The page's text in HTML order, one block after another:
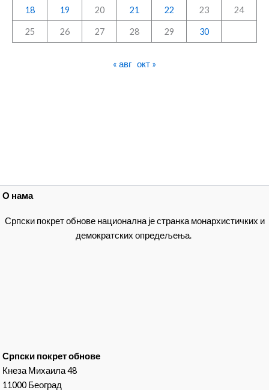
18 19 20 21 22 23 24
25 26 27 28 29 30
« авг окт »
О нама
Српски покрет обнове национална је странка монархистичких и
демократских опредељења.
Српски покрет обнове
Кнеза Михаила 48
11000 Београд